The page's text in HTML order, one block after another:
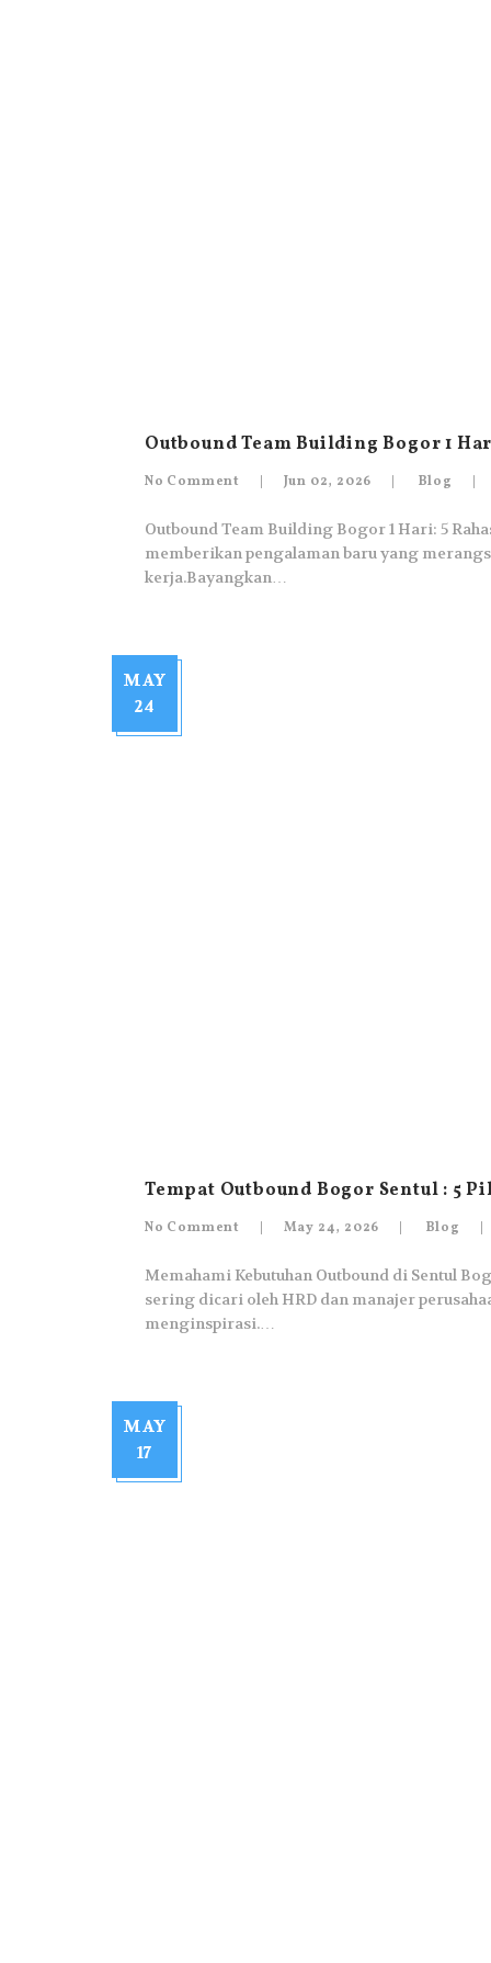
Outbound Team Building Bogor 1
No Comment Jun 02, 2026 Blog
Outbound Team Building Bogor 1 Hari: 5
memberikan pengalaman baru yang
kerja.Bayangkan…
MAY
24
Tempat Outbound Bogor Sentul : 5
No Comment May 24, 2026 Blog
Memahami Kebutuhan Outbound di Sentul
sering dicari oleh HRD dan manajer
menginspirasi.…
MAY
17